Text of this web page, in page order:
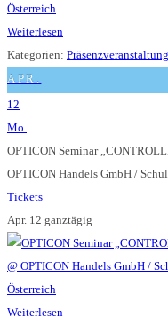
Weiterlesen
Kategorien: Präsenzveranstaltung
APR.
12
Mo.
OPTICON Seminar
OPTICON Handels GmbH /
Tickets
Apr. 12 ganztägig
Weiterlesen